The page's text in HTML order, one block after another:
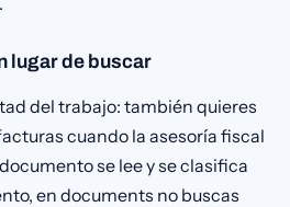
lugar de buscar
del trabajo: también quieres
cuando la asesoría fiscal
se lee y se clasifica
en documents no buscas